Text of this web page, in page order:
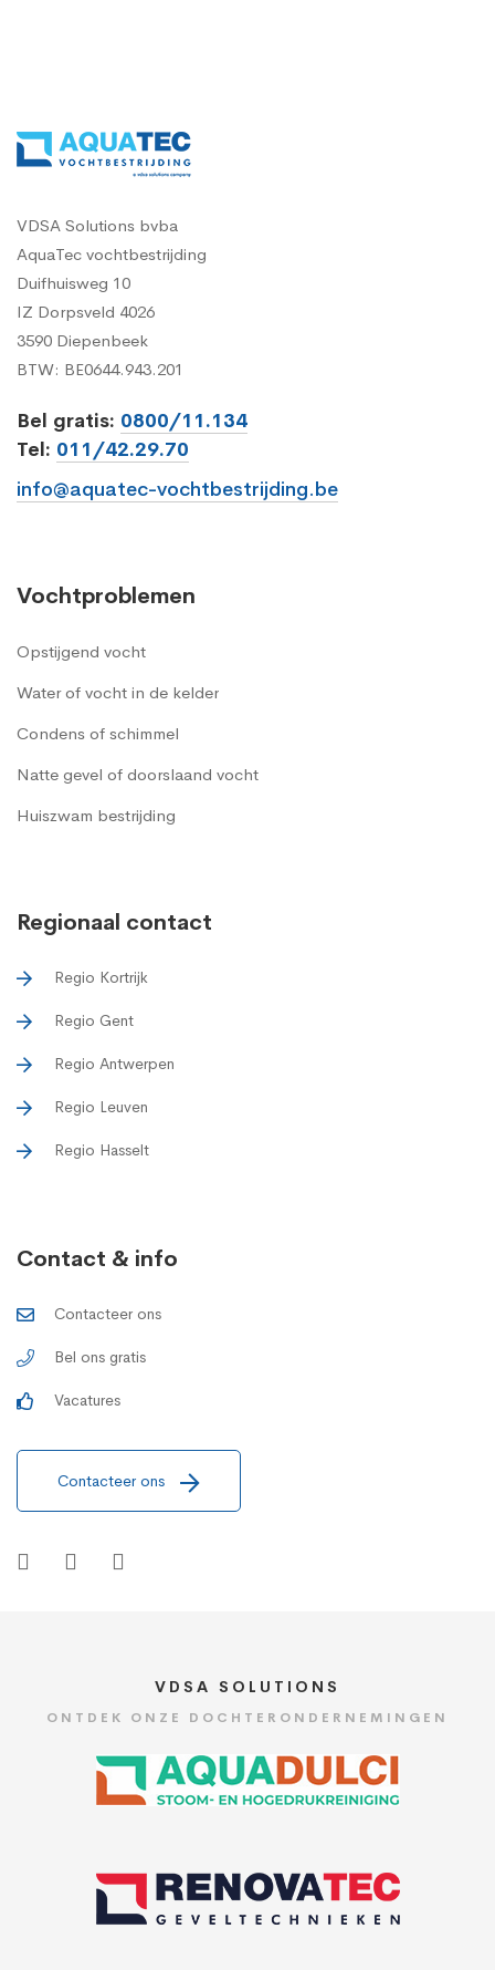
VDSA Solutions bvba
AquaTec vochtbestrijding
Duifhuisweg 10
IZ Dorpsveld 4026
3590 Diepenbeek
BTW: BE0644.943.201
Bel gratis: 0800/11.134
Tel: 011/42.29.70
info@aquatec-vochtbestrijding.be
Vochtproblemen
Opstijgend vocht
Water of vocht in de kelder
Condens of schimmel
Natte gevel of doorslaand vocht
Huiszwam bestrijding
Regionaal contact
Regio Kortrijk
Regio Gent
Regio Antwerpen
Regio Leuven
Regio Hasselt
Contact & info
Contacteer ons
Bel ons gratis
Vacatures
Contacteer ons
VDSA SOLUTIONS
ONTDEK ONZE DOCHTERONDERNEMINGEN